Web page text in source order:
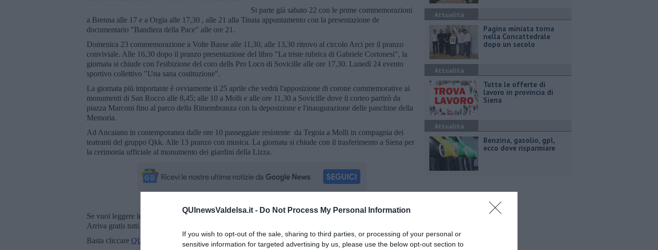
QUInewsValdelsa.it - Do Not Process My Personal Information
If you wish to opt-out of the sale, sharing to third parties, or processing of your personal or
sensitive information for targeted advertising by us, please use the below opt-out section to
Si parte già sabato 22 con le prime commemorazioni
a Brenna alle 17 e a Orgia alle 17,30 , alle 21 alla Tinaia appuntamento con la presentazione de
documentario "Bandiera della Pace" alle ore 21.
Domenica 23 commemorazione a Volte Basse alle 11,30, alle 13,30 ritrovo al circolo Arci per il pranzo
conviviale. Alle 16,30 dopo il pranzo presentazione del libro "La triste rubrica di Gabriele Cortonesi", la
giornata si chiude con l'esibizione del coro dells Pro Loco di Sovicille alle ore 17,30. Lunedì 24 evento
sportivo collettivo "Una sana costituzione".
La giornata più importante è ovviamente il 25 aprile che vedrà l'apposizione di corone commemorative ai
monumenti di San Rocco alle 8,45; alle 10 a Molli e alle ore 11,30 a Sovicille dove il corteo partirò da
piazza Marconi fino al parco della Rimembranza con la deposizione e l'inaugurazione delle panchine della
Memoria.
Ad Ancaiano in contemporanea dalle ore 10 passeggiate resistente da Tegoia a Molli in compagnia dei
teatranti del gruppo Qkk. Alle 13 pranzo con musica. La giornata si chiude con il trasferimento a Siena per
la cerimonia ufficiale al monumento dei giardini della Lizza.
Se vuoi leggere le notizie principali della Toscana iscriviti alla
Newsletter QUInews - ToscanaMedia.
Arriva gratis tutti i giorni alle 20:00 direttamente nella tua casella di posta.
Basta cliccare QUI
Attualità
Pagina miniata torna
nella Concattedrale
dopo un secolo
Attualità
​Tutte le offerte di
lavoro in provincia di
Siena
Attualità
​Benzina, gasolio, gpl,
ecco dove risparmiare